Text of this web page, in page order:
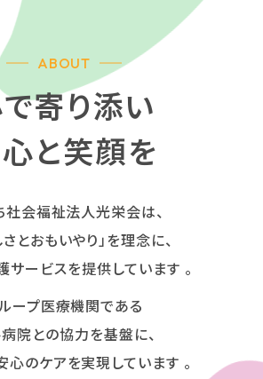
ABOUT
寄り添い
と笑顔を
社会福祉法人光栄会は、
さとおもいやり」を理念に、
サービスを提供しています 。
ープ医療機関である
院との協力を基盤に、
心のケアを実現しています 。